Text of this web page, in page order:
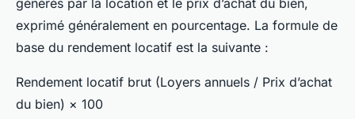
générés par la location et le prix d’achat du bien,
exprimé généralement en pourcentage. La formule de
base du rendement locatif est la suivante :
Rendement locatif brut (Loyers annuels / Prix d’achat
du bien) × 100